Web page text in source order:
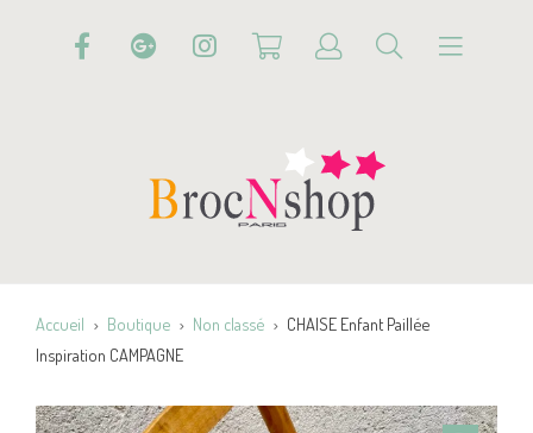
Accueil Boutique Non classé
CHAISE Enfant Paillée
Inspiration CAMPAGNE